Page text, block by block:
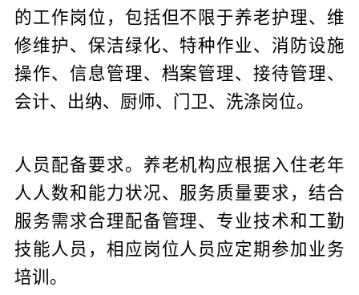
的工作岗位，包括但不限于养老护理、维
修维护、保洁绿化、特种作业、消防设施
操作、信息管理、档案管理、接待管理、
会计、出纳、厨师、门卫、洗涤岗位。
人员配备要求。养老机构应根据入住老年
人人数和能力状况、服务质量要求，结合
服务需求合理配备管理、专业技术和工勤
技能人员，相应岗位人员应定期参加业务
培训。